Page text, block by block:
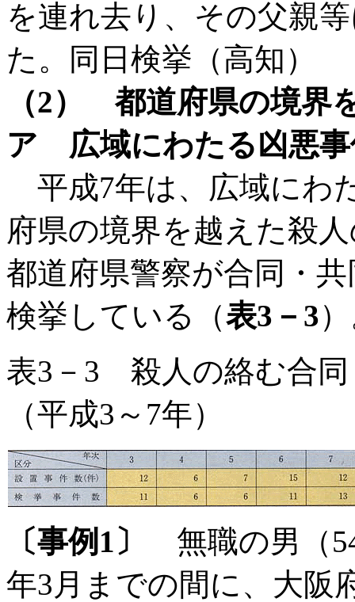
を連れ去り、その父親
た。同日検挙（高知）
（2） 都道府県の境界
ア 広域にわたる凶悪
平成7年は、広域にわ
府県の境界を越えた殺
都道府県警察が合同・
検挙している（表3－3
表3－3 殺人の絡む合同
（平成3～7年）
〔事例1〕
無職の男（
年3月までの間に、大阪